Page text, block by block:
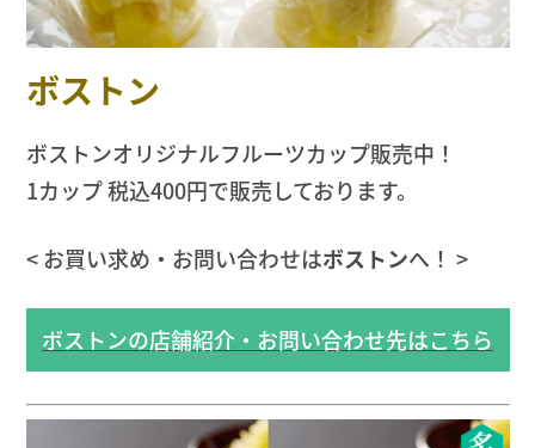
ボストン
ボストンオリジナルフルーツカップ販売中！
1カップ 税込400円で販売しております。
< お買い求め・お問い合わせはボストンへ！ >
ボストンの店舗紹介・お問い合わせ先はこちら